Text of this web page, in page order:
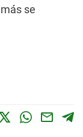
se